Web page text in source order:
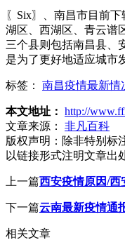
〖Six〗、南昌市目前
湖区、西湖区、青云谱
三个县则包括南昌县、
是为了更好地适应城市
标签： 南昌疫情最新情
本文地址： http://
文章来源：
非凡百科
版权声明： 除非特别标
以链接形式注明文章出
上一篇西安疫情原因/西
下一篇云南最新疫情通
相关文章